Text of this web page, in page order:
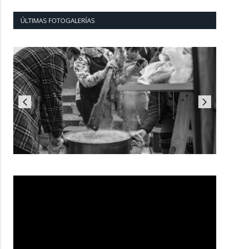
ÚLTIMAS FOTOGALERÍAS